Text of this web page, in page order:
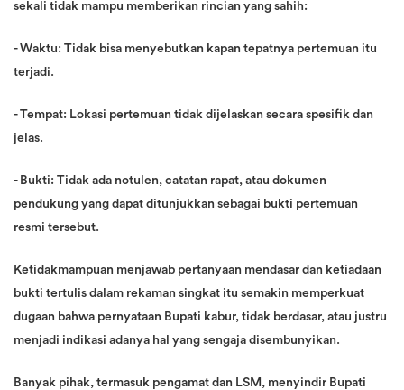
sekali tidak mampu memberikan rincian yang sahih:
- Waktu: Tidak bisa menyebutkan kapan tepatnya pertemuan itu
terjadi.
- Tempat: Lokasi pertemuan tidak dijelaskan secara spesifik dan
jelas.
- Bukti: Tidak ada notulen, catatan rapat, atau dokumen
pendukung yang dapat ditunjukkan sebagai bukti pertemuan
resmi tersebut.
Ketidakmampuan menjawab pertanyaan mendasar dan ketiadaan
bukti tertulis dalam rekaman singkat itu semakin memperkuat
dugaan bahwa pernyataan Bupati kabur, tidak berdasar, atau justru
menjadi indikasi adanya hal yang sengaja disembunyikan.
Banyak pihak, termasuk pengamat dan LSM, menyindir Bupati